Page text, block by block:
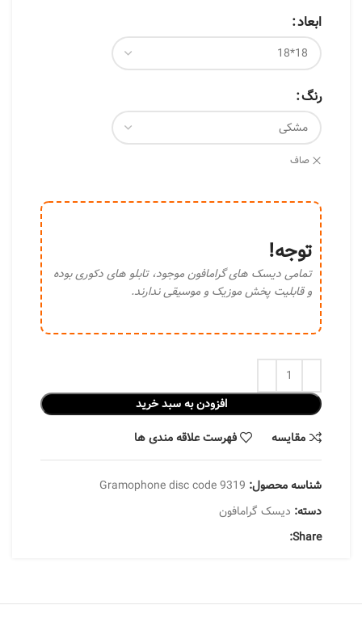
ابعاد
رنگ
صاف
توجه!
تمامی دیسک های گرامافون موجود، تابلو های دکوری بوده
و قابلیت پخش موزیک و موسیقی ندارند.
افزودن به سبد خرید
مقایسه
فهرست علاقه مندی ها
شناسه محصول: Gramophone disc code 9319
دسته: دیسک گرامافون
Share: